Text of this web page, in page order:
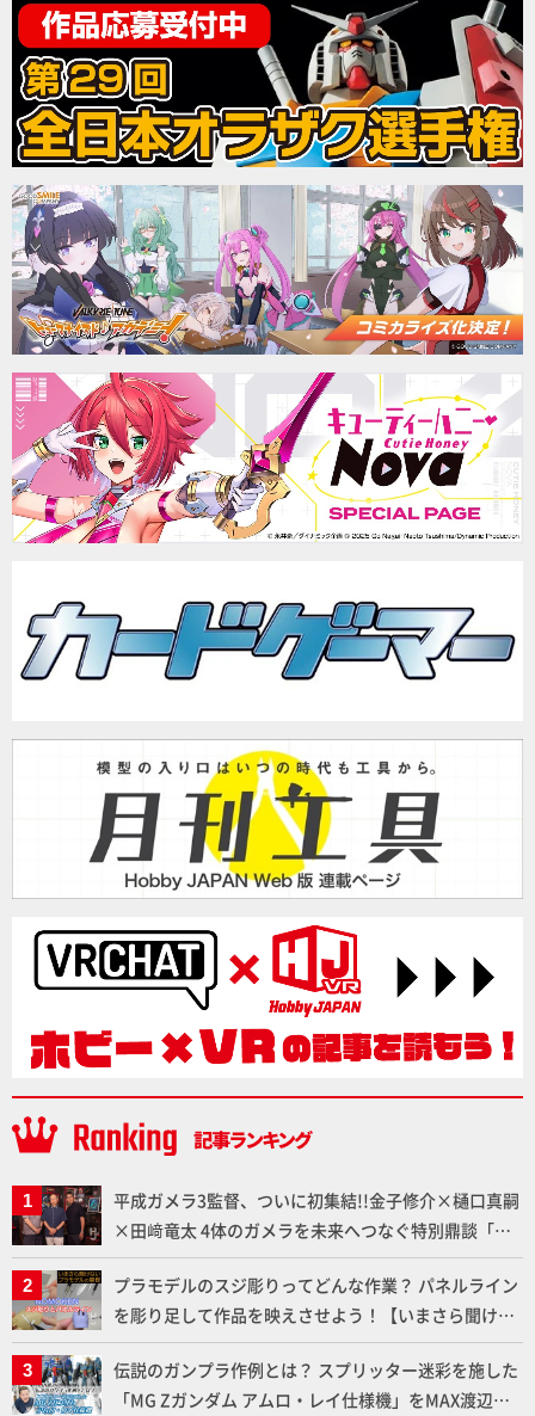
平成ガメラ3監督、ついに初集結!!金子修介×樋口真嗣
×田﨑竜太 4体のガメラを未来へつなぐ特別鼎談「ガ
メラ永久保存化プロジェクト FINAL」
プラモデルのスジ彫りってどんな作業？ パネルライン
を彫り足して作品を映えさせよう！【いまさら聞けな
いプラモデルの基礎：スジ彫りとパネルライン】
伝説のガンプラ作例とは？ スプリッター迷彩を施した
「MG Zガンダム アムロ・レイ仕様機」をMAX渡辺が